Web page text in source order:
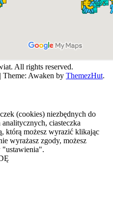
All rights reserved.
| Theme: Awaken by ThemezHut.
(cookies) niezbędnych do
ciasteczka
którą możesz wyrazić klikając
wyrażasz zgody, możesz
"ustawienia".